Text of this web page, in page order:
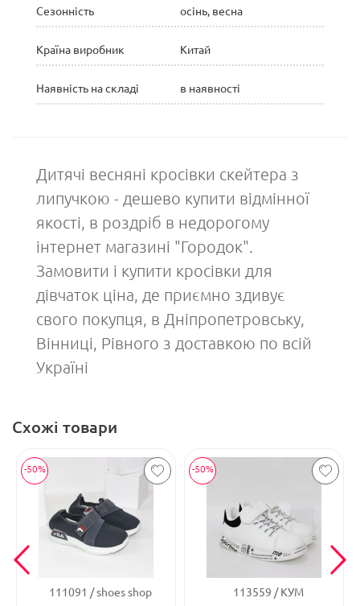
Сезонність осінь, весна
Країна виробник Китай
Наявність на складі в наявності
Дитячі весняні кросівки скейтера з
липучкою - дешево купити відмінної
якості, в роздріб в недорогому
інтернет магазині "Городок".
Замовити і купити кросівки для
дівчаток ціна, де приємно здивує
свого покупця, в Дніпропетровську,
Вінниці, Рівного з доставкою по всій
Україні
Схожі товари
-50%
111091 shoes shop
-50%
113559 КУМ